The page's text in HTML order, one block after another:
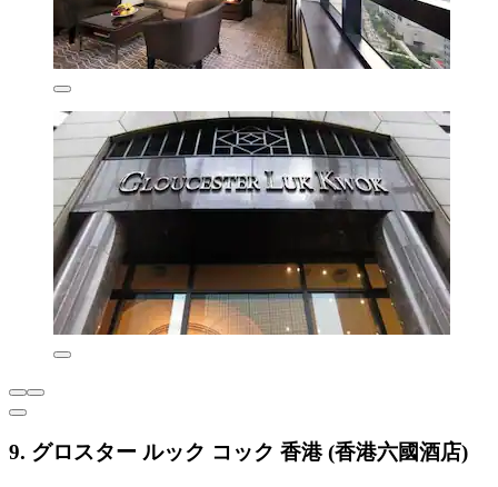
9. グロスター ルック コック 香港 (香港六國酒店)